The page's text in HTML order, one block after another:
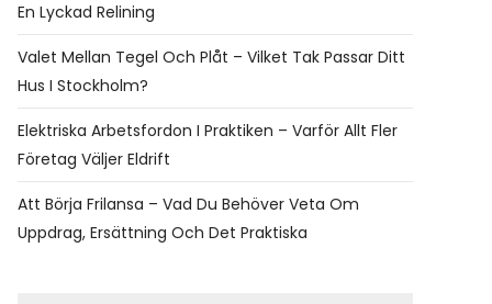
En Lyckad Relining
Valet Mellan Tegel Och Plåt – Vilket Tak Passar Ditt
Hus I Stockholm?
Elektriska Arbetsfordon I Praktiken – Varför Allt Fler
Företag Väljer Eldrift
Att Börja Frilansa – Vad Du Behöver Veta Om
Uppdrag, Ersättning Och Det Praktiska